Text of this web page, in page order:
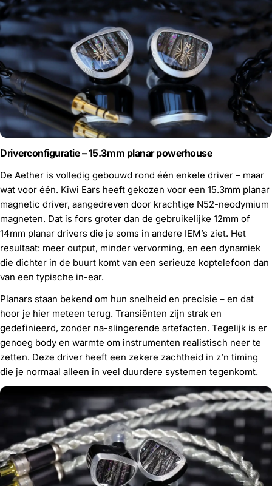
Driverconfiguratie – 15.3mm planar powerhouse
De Aether is volledig gebouwd rond één enkele driver – maar
wat voor één. Kiwi Ears heeft gekozen voor een 15.3mm planar
magnetic driver, aangedreven door krachtige N52-neodymium
magneten. Dat is fors groter dan de gebruikelijke 12mm of
14mm planar drivers die je soms in andere IEM’s ziet. Het
resultaat: meer output, minder vervorming, en een dynamiek
die dichter in de buurt komt van een serieuze koptelefoon dan
van een typische in-ear.
Planars staan bekend om hun snelheid en precisie – en dat
hoor je hier meteen terug. Transiënten zijn strak en
gedefinieerd, zonder na-slingerende artefacten. Tegelijk is er
genoeg body en warmte om instrumenten realistisch neer te
zetten. Deze driver heeft een zekere zachtheid in z’n timing
die je normaal alleen in veel duurdere systemen tegenkomt.